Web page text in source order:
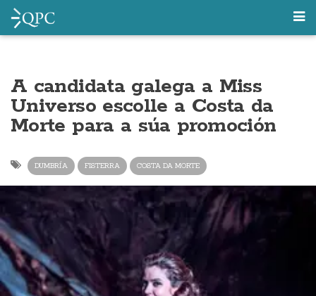
A candidata galega a Miss
Universo escolle a Costa da
Morte para a súa promoción
DUMBRÍA FISTERRA COSTA DA MORTE